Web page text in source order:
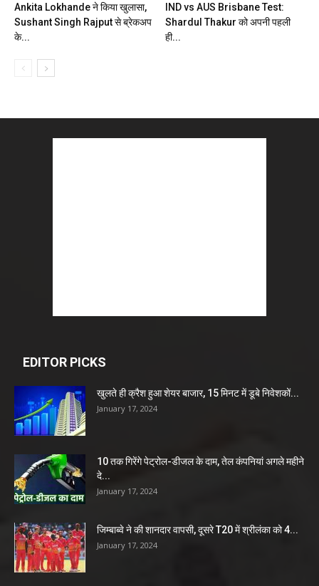
Ankita Lokhande ने किया खुलासा,
Sushant Singh Rajput से ब्रेकअप
के...
IND vs AUS Brisbane Test:
Shardul Thakur को अपनी पहली
ही...
EDITOR PICKS
खुलते ही क्रैश हुआ शेयर बाजार, 15 मिनट में डूबे निवेशकों...
January 17, 2024
10 तक गिरेंगे पेट्रोल-डीजल के दाम, तेल कंपनियां अगले महीने
दे...
January 17, 2024
जिम्बाब्वे ने की शानदार वापसी, दूसरे T20 में श्रीलंका को 4...
January 17, 2024